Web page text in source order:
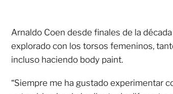
Arnaldo Coen desde finales de la
explorado con los torsos femeninos,
incluso haciendo body paint.
“Siempre me ha gustado experimentar